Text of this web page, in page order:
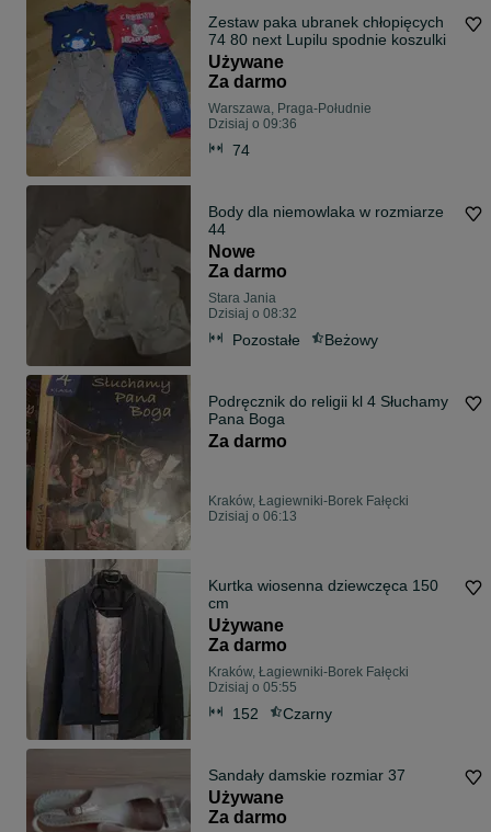
Zestaw paka ubranek chłopięcych
74 80 next Lupilu spodnie koszulki
Używane
Za darmo
Warszawa, Praga-Południe
Dzisiaj o 09:36
74
Body dla niemowlaka w rozmiarze
44
Nowe
Za darmo
Stara Jania
Dzisiaj o 08:32
Pozostałe Beżowy
Podręcznik do religii kl 4 Słuchamy
Pana Boga
Za darmo
Kraków, Łagiewniki-Borek Fałęcki
Dzisiaj o 06:13
Kurtka wiosenna dziewczęca 150
cm
Używane
Za darmo
Kraków, Łagiewniki-Borek Fałęcki
Dzisiaj o 05:55
152 Czarny
Sandały damskie rozmiar 37
Używane
Za darmo